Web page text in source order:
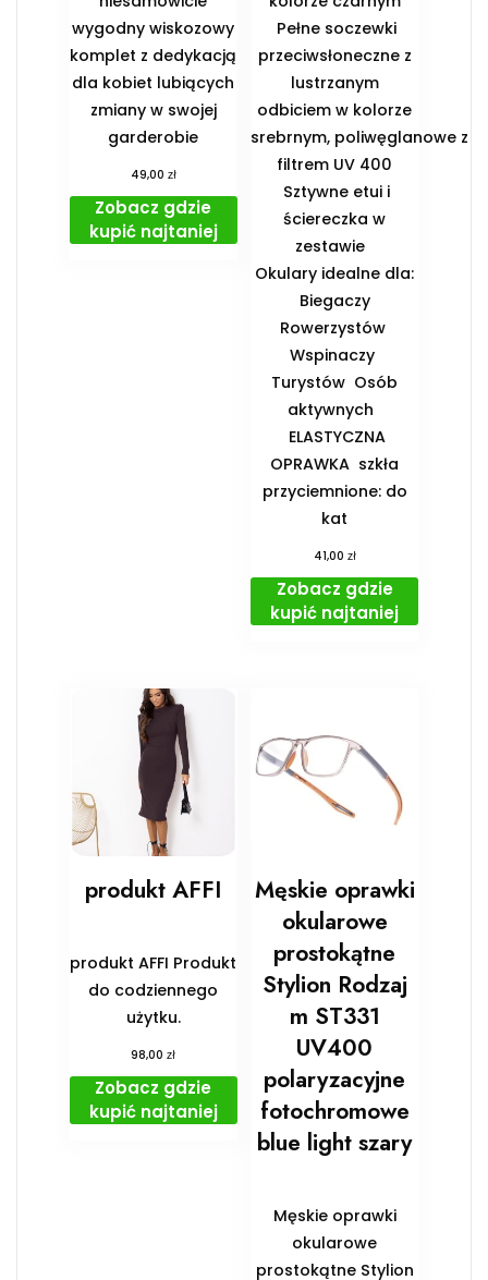
wygodny wiskozowy
komplet z dedykacją
dla kobiet lubiących
zmiany w swojej
garderobie
49,00 zł
Zobacz gdzie
kupić najtaniej
Pełne soczewki
przeciwsłoneczne z
lustrzanym
odbiciem w kolorze
srebrnym, poliwęglanowe z
filtrem UV 400
Sztywne etui i
ściereczka w
zestawie
️Okulary idealne dla:
️ Biegaczy ️
Rowerzystów ️
Wspinaczy ️
Turystów ️ Osób
aktywnych
️ ELASTYCZNA
OPRAWKA ️ szkła
przyciemnione: do
kat
41,00 zł
Zobacz gdzie
kupić najtaniej
produkt AFFI
produkt AFFI Produkt
do codziennego
użytku.
98,00zł
Zobacz gdzie
kupić najtaniej
Męskie oprawki
okularowe
prostokątne
Stylion Rodzaj
m ST331
UV400
polaryzacyjne
fotochromowe
blue light szary
Męskie oprawki
okularowe
prostokątne Stylion